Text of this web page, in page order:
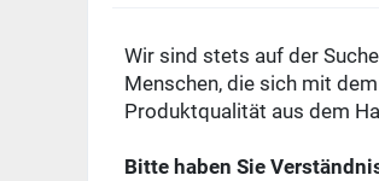
Wir sind stets auf der
Menschen, die sich mit
Produktqualität aus dem
Bitte haben Sie